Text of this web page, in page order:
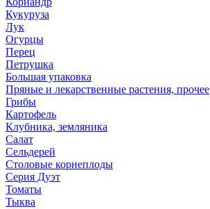
Кукуруза
Лук
Огурцы
Перец
Петрушка
Большая упаковка
Пряные и лекарственные растения, прочее
Грибы
Картофель
Клубника, земляника
Салат
Сельдерей
Столовые корнеплоды
Серия Дуэт
Томаты
Тыква